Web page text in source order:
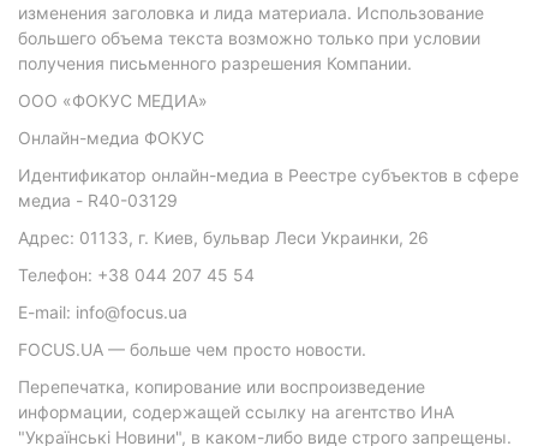
изменения заголовка и лида материала. Использование
большего объема текста возможно только при условии
получения письменного разрешения Компании.
ООО «ФОКУС МЕДИА»
Онлайн-медиа ФОКУС
Идентификатор онлайн-медиа в Реестре субъектов в сфере
медиа - R40-03129
Адрес: 01133, г. Киев, бульвар Леси Украинки, 26
Телефон: +38 044 207 45 54
E-mail: info@focus.ua
FOCUS.UA — больше чем просто новости.
Перепечатка, копирование или воспроизведение
информации, содержащей ссылку на агентство ИнА
"Українські Новини", в каком-либо виде строго запрещены.